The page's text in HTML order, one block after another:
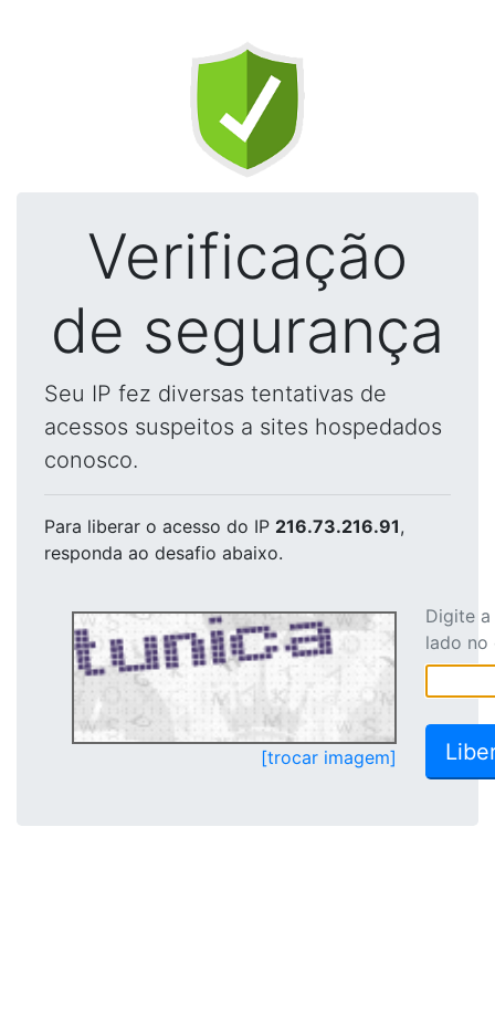
Verificação
de segurança
Seu IP fez diversas tentativas de
acessos suspeitos a sites hospedados
conosco.
Para liberar o acesso do IP 216.73.216.91,
responda ao desafio abaixo.
[trocar imagem]
Digite
lado no